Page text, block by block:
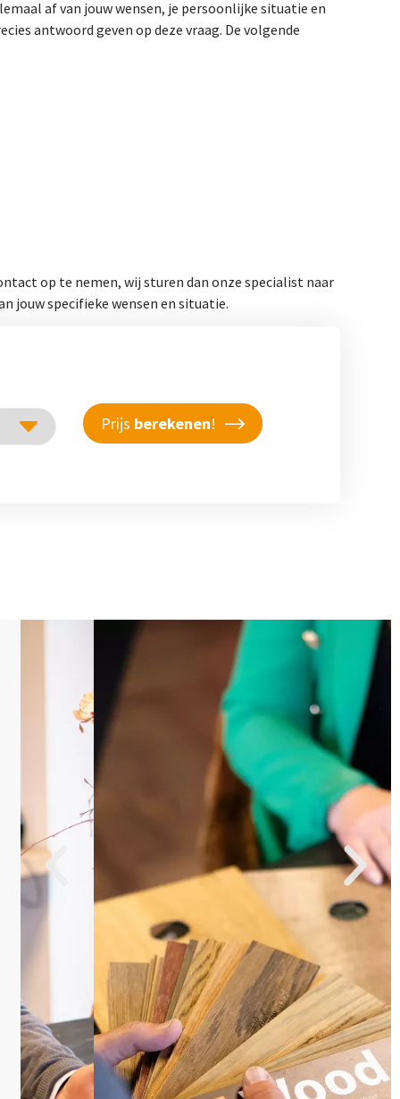
af van jouw wensen, je persoonlijke situatie en
antwoord geven op deze vraag. De volgende
op te nemen, wij sturen dan onze specialist naar
jouw specifieke wensen en situatie.
Prijs berekenen!